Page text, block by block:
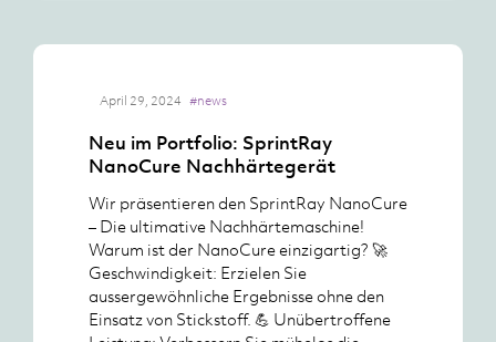
April 29, 2024 #news
Neu im Portfolio: SprintRay
NanoCure Nachhärtegerät
Wir präsentieren den SprintRay NanoCure
– Die ultimative Nachhärtemaschine!
Warum ist der NanoCure einzigartig? 🚀
Geschwindigkeit: Erzielen Sie
aussergewöhnliche Ergebnisse ohne den
Einsatz von Stickstoff. 💪 Unübertroffene